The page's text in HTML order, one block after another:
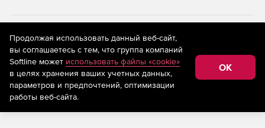
На информационном ресурсе store.softline.ru применяются
рекомендательные технологии
(информационные технологии
предоставления информации на основе сбора,
систематизации и анализа сведений, относящихся к
предпочтениям пользователей сети «Интернет»,
находящихся на территории Российской Федерации)
Продолжая использовать данный веб-сайт,
вы соглашаетесь с тем, что группа компаний
Softline может использовать файлы «cookie»
в целях хранения ваших учетных данных,
параметров и предпочтений, оптимизации
работы веб-сайта.
OK